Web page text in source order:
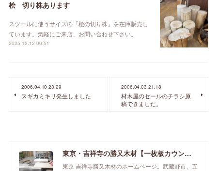
桧 切り株あります
スツールに使うサイズの「桧の切り株」を在庫販売し
ています。気軽にご来店、お問い合わせ下さい。
2025.12.12 00:51
2006.04.10 23:29
スギカミキリ発生しました
2006.04.03 21:18
材木屋のセールのチラシ原
稿できました。
東京・吉祥寺の勝又木材【一枚板カウンター】
東京 吉祥寺勝又木材のホームページ。武蔵野市、五